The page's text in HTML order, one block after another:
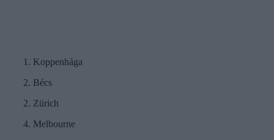
1. Koppenhága
2. Bécs
2. Zürich
4. Melbourne